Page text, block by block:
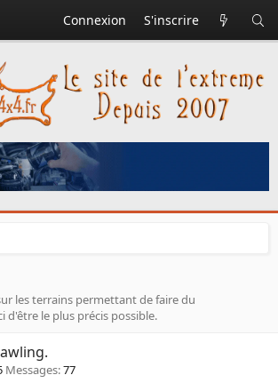
Connexion S'inscrire
les terrains permettant de faire du
d'être le plus précis possible.
Messages 77